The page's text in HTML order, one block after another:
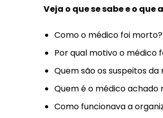
Veja o que se sabe e o
Como o médico foi morto?
Por qual motivo o médico
Quem são os suspeitos
Quem é o médico
Como funcionava a